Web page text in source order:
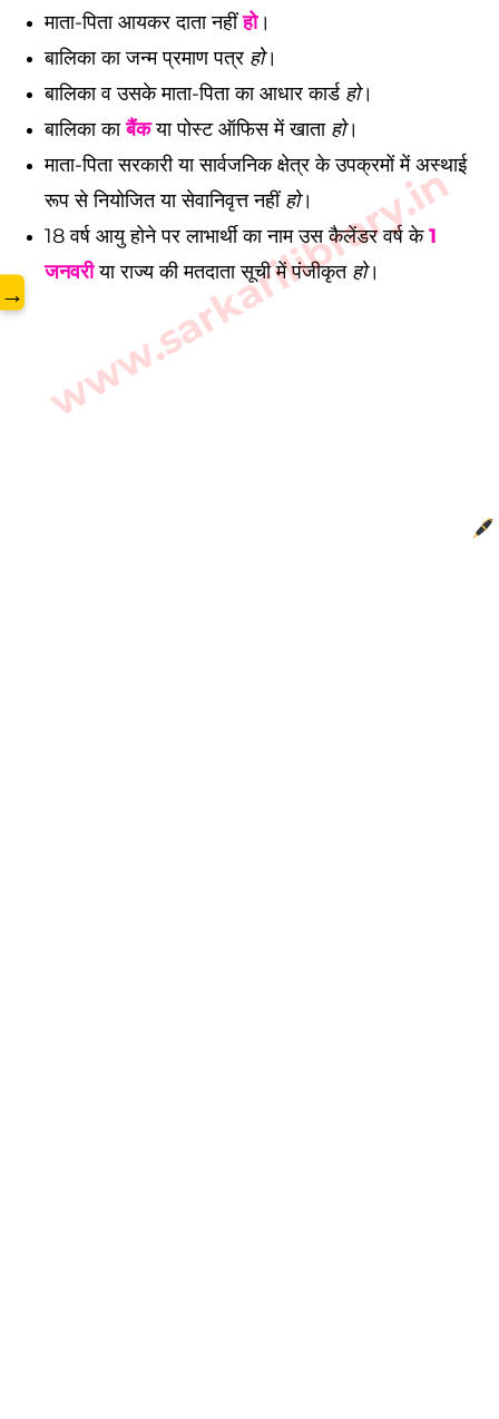
माता-पिता आयकर दाता नहींहो।
बालिका का जन्म प्रमाण पत्र हो।
बालिका व उसके माता-पिता का आधार कार्ड हो।
बालिका काबैंकया पोस्ट ऑफिस में खाता हो।
माता-पिता सरकारी या सार्वजनिक क्षेत्र के उपक्रमों में अस्थाई
रूप से नियोजित या सेवानिवृत्त नहींहो।
18 वर्ष आयु होने पर लाभार्थी का नाम उस कैलेंडर वर्ष के1
जनवरीया राज्य की मतदाता सूची में पंजीकृत हो।
www.sarkarilibrary.in
→